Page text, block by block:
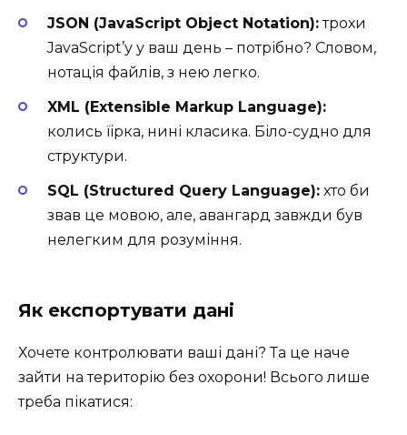
JSON (JavaScript Object Notation):трохи
JavaScript’у у ваш день – потрібно? Словом,
нотація файлів, з нею легко.
XML (Extensible Markup Language):
колись їірка, нині класика. Біло-судно для
структури.
SQL (Structured Query Language): хто би
звав це мовою, але, авангард завжди був
нелегким для розуміння.
Як експортувати дані
Хочете контролювати ваші дані? Та це наче
зайти на територію без охорони! Всього лише
треба пікатися: